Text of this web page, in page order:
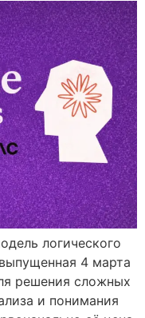
логического
4 марта
решения сложных
и понимания